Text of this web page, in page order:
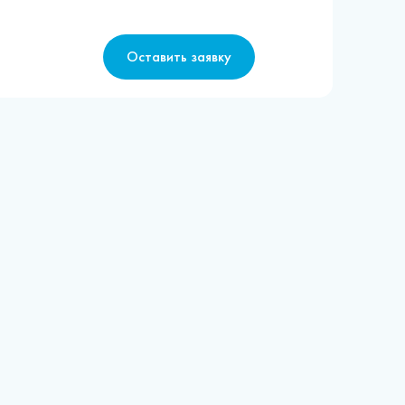
Оставить заявку